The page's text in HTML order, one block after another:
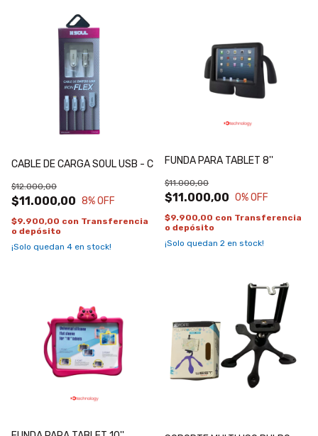
CABLE DE CARGA SOUL USB - C
$11.000,00
$12.000,00
8% OFF
$9.900,00 con Transferencia
o depósito
¡Solo quedan 4 en stock!
FUNDA PARA TABLET 8''
$11.000,00
$11.000,00
0% OFF
$9.900,00 con Transferencia
o depósito
¡Solo quedan 2 en stock!